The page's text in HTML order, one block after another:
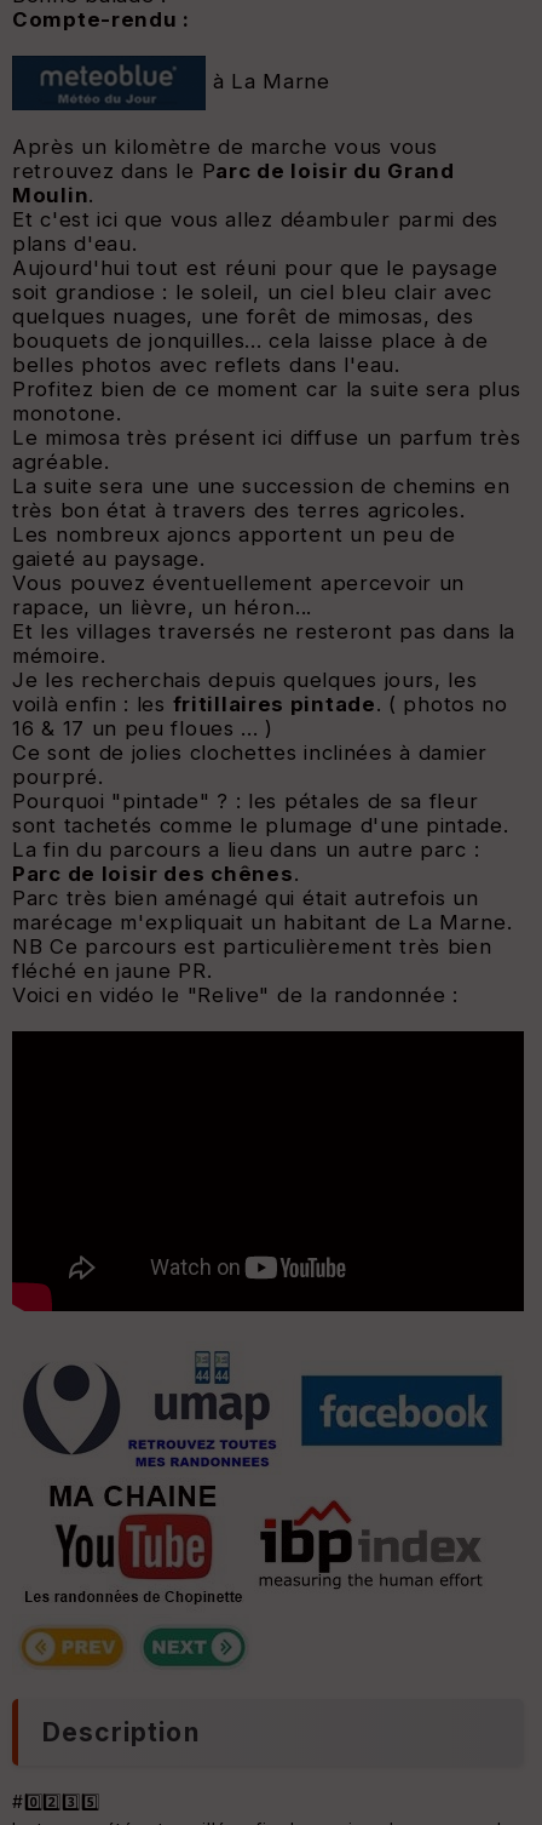
Compte-rendu :
à La Marne
Après un kilomètre de marche vous vous
retrouvez dans le Parc de loisir du Grand
Moulin.
Et c'est ici que vous allez déambuler parmi des
plans d'eau.
Aujourd'hui tout est réuni pour que le paysage
soit grandiose : le soleil, un ciel bleu clair avec
quelques nuages, une forêt de mimosas, des
bouquets de jonquilles... cela laisse place à de
belles photos avec reflets dans l'eau.
Profitez bien de ce moment car la suite sera plus
monotone.
Le mimosa très présent ici diffuse un parfum très
agréable.
La suite sera une une succession de chemins en
très bon état à travers des terres agricoles.
Les nombreux ajoncs apportent un peu de
gaieté au paysage.
Vous pouvez éventuellement apercevoir un
rapace, un lièvre, un héron...
Et les villages traversés ne resteront pas dans la
mémoire.
Je les recherchais depuis quelques jours, les
voilà enfin : les fritillaires pintade. ( photos no
16 & 17 un peu floues ... )
Ce sont de jolies clochettes inclinées à damier
pourpré.
Pourquoi "pintade" ? : les pétales de sa fleur
sont tachetés comme le plumage d'une pintade.
La fin du parcours a lieu dans un autre parc :
Parc de loisir des chênes.
Parc très bien aménagé qui était autrefois un
marécage m'expliquait un habitant de La Marne.
NB Ce parcours est particulièrement très bien
fléché en jaune PR.
Voici en vidéo le "Relive" de la randonnée :
Description
#0️⃣2️⃣3️⃣5️⃣